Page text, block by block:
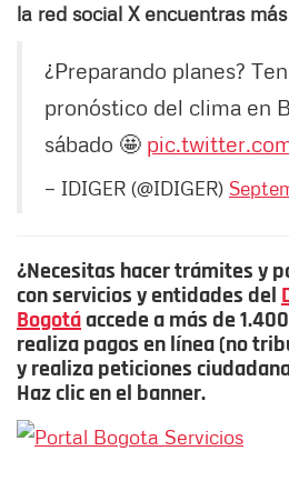
la red social X encuentras
¿Preparando planes?
pronóstico del clima en
sábado 🤩
— IDIGER (@IDIGER)
¿Necesitas hacer trámites y
con servicios y entidades del
Bogotáaccede a más de
realiza pagos en línea (no
y realiza peticiones
Haz clic en el banner.